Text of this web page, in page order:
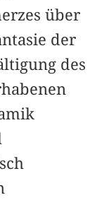
über
der
des